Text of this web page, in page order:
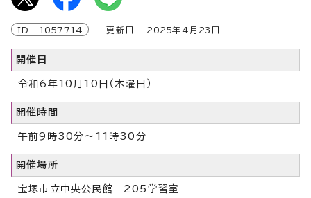
ID 1057714 更新日 2025年4月 23 日
開催日
令和6年10月10日（木曜日）
開催時間
午前9時30分～11時30分
開催場所
宝塚市立中央公民館 205学習室